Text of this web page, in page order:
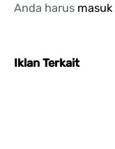
Anda harus masuk
Iklan Terkait